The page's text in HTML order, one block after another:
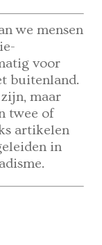
we mensen
voor
buitenland.
maar
twee of
artikelen
in